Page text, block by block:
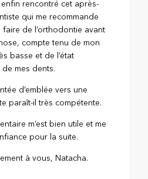
enfin rencontré cet après-
qui me recommande
faire de l’orthodontie avant
compte tenu de mon
basse et de l’état
mes dents.
d’emblée vers une
paraît-il très compétente.
m’est bien utile et me
pour la suite.
à vous, Natacha.